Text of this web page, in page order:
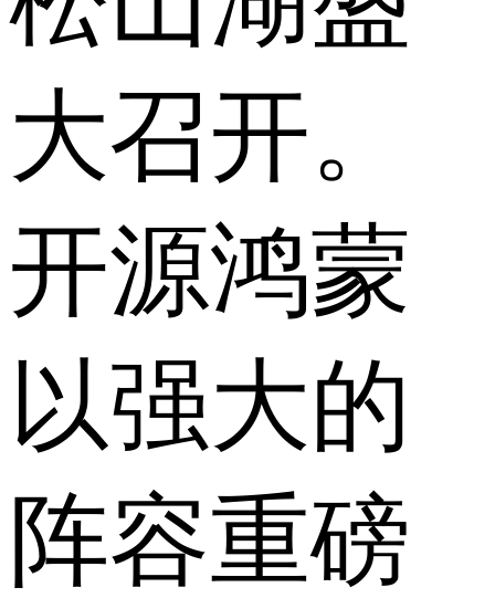
大召开。
开源鸿蒙
以强大的
阵容重磅